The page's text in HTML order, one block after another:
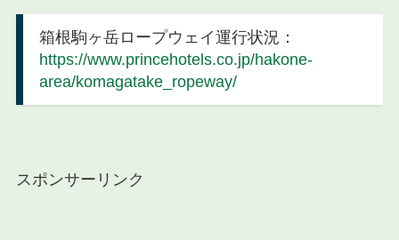
箱根駒ヶ岳ロープウェイ運行状況：
https://www.princehotels.co.jp/hakone-
area/komagatake_ropeway/
スポンサーリンク